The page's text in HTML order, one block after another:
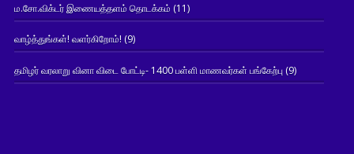
ம.சோ.விக்டர் இணையத்தளம் தொடக்கம் (11)
வாழ்த்துங்கள்! வளர்கிறோம்! (9)
தமிழர் வரலாறு வினா விடை போட்டி- 1400 பள்ளி மாணவர்கள் பங்கேற்பு(9)